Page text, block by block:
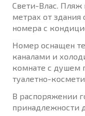
Свети-Влас. Пляж
метрах от здания
номера с
Номер оснащен
каналами и
комнате с душем
туалетно-
В распоряжении
принадлежности